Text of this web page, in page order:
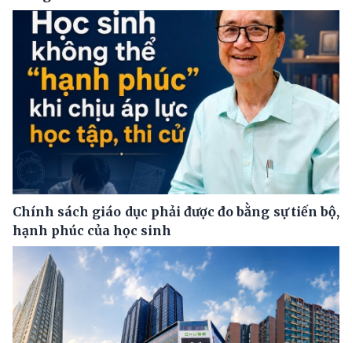
Chính sách giáo dục phải được đo bằng sự tiến bộ,
hạnh phúc của học sinh